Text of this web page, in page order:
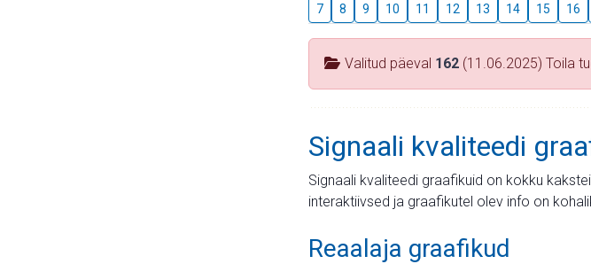
7 8 9 10 11 12 13 14 15 16
Valitud päeval 162 (11.06.2025) Toila
Signaali kvaliteedi
Signaali kvaliteedi graafikuid on kokku
interaktiivsed ja graafikutel olev info on
Reaalaja graafikud